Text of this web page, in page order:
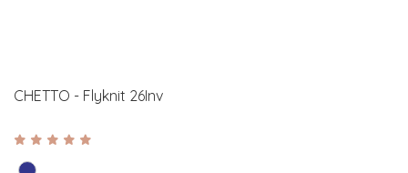
CHETTO - Flyknit 26Inv